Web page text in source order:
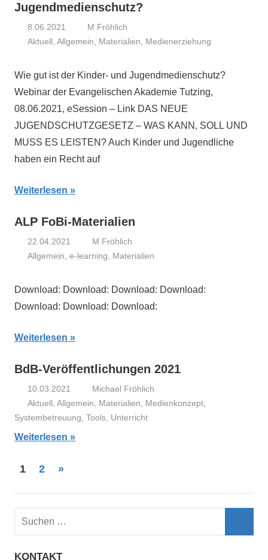
Jugendmedienschutz?
8.06.2021
M Fröhlich
Aktuell ,Allgemein Materialien Medienerziehung
Wie gut ist der Kinder- und Jugendmedienschutz?
Webinar der Evangelischen Akademie Tutzing,
08.06.2021, eSession – Link DAS NEUE
JUGENDSCHUTZGESETZ – WAS KANN, SOLL UND
MUSS ES LEISTEN? Auch Kinder und Jugendliche
haben ein Recht auf
Weiterlesen
ALP FoBi-Materialien
22.04.2021
M Fröhlich
Allgemein ,e-learning Materialien
Download: Download: Download: Download:
Download: Download: Download:
Weiterlesen
BdB-Veröffentlichungen 2021
10.03.2021
Michael Fröhlich
Aktuell ,Allgemein Materialien Medienkonzept
Systembetreuung Tools Unterricht
Weiterlesen
der
Beiträge
1 2
Nächste
»
u
KONTAKT